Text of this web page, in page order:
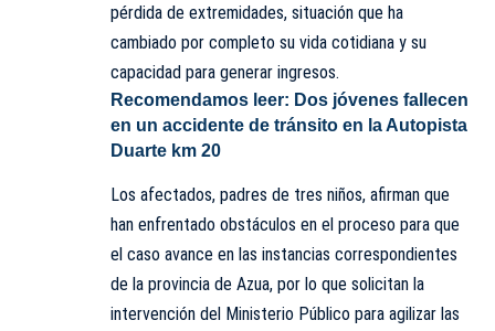
pérdida de extremidades, situación que ha
cambiado por completo su vida cotidiana y su
capacidad para generar ingresos.
Recomendamos leer: Dos jóvenes fallecen
en un accidente de tránsito en la Autopista
Duarte km 20
Los afectados, padres de tres niños, afirman que
han enfrentado obstáculos en el proceso para que
el caso avance en las instancias correspondientes
de la provincia de Azua, por lo que solicitan la
intervención del Ministerio Público para agilizar las